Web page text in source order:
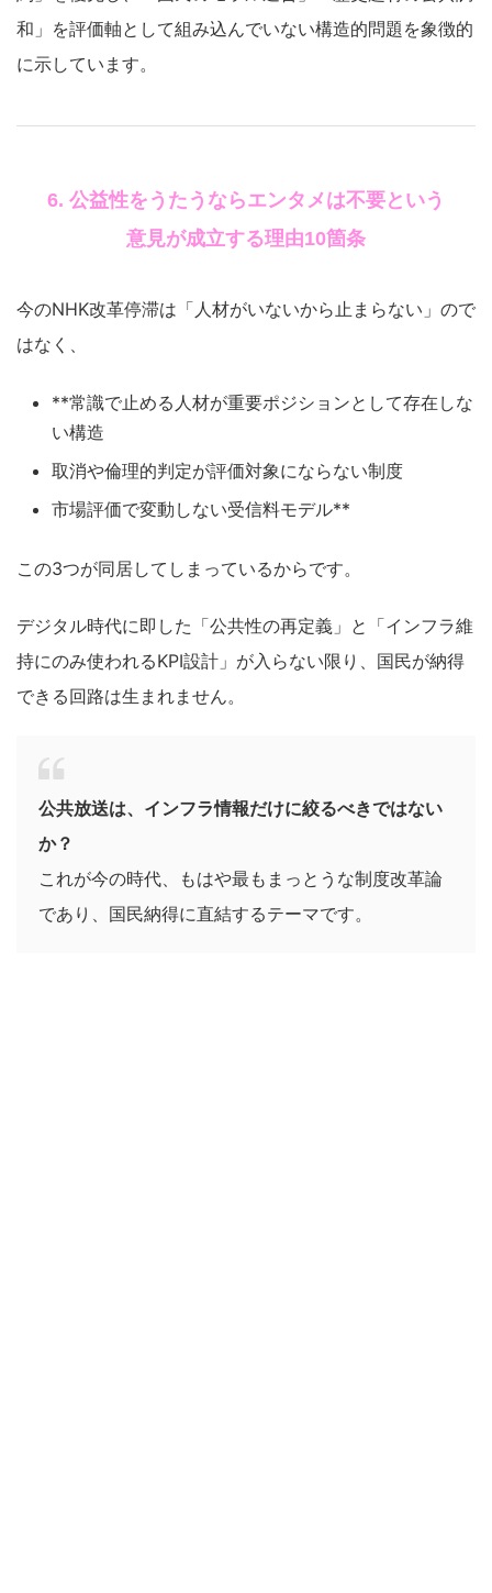
和」を評価軸として組み込んでいない構造的問題を象徴的
に示しています。
6. 公益性をうたうならエンタメは不要という
意見が成立する理由10箇条
今のNHK改革停滞は「人材がいないから止まらない」ので
はなく、
**常識で止める人材が重要ポジションとして存在しな
い構造
取消や倫理的判定が評価対象にならない制度
市場評価で変動しない受信料モデル**
この3つが同居してしまっているからです。
デジタル時代に即した「公共性の再定義」と「インフラ維
持にのみ使われるKPI設計」が入らない限り、国民が納得
できる回路は生まれません。
公共放送は、インフラ情報だけに絞るべきではない
か？
これが今の時代、もはや最もまっとうな制度改革論
であり、国民納得に直結するテーマです。